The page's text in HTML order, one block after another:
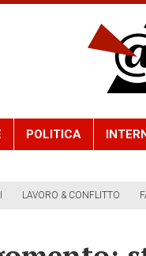
POLITICA
LAVORO & CONFLITTO